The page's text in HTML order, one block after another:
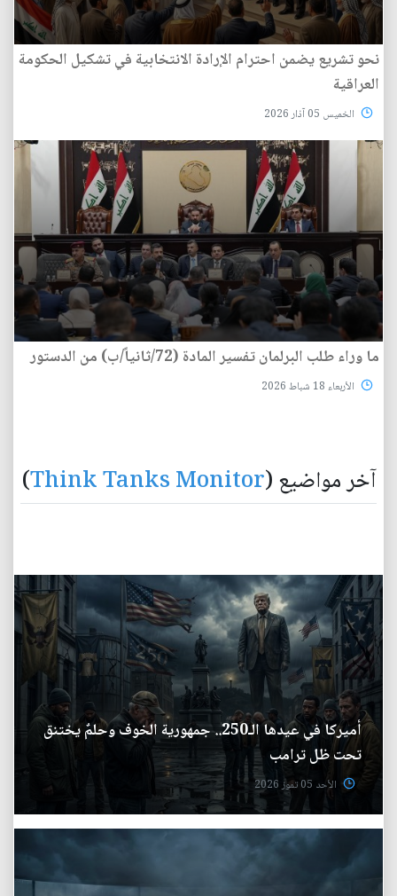
نحو تشريع يضمن احترام الإرادة الانتخابية في تشكيل الحكومة
العراقية
الخميس 05 آذار 2026
ما وراء طلب البرلمان تفسير المادة (72/ثانياً/ب) من الدستور
الأربعاء 18 شباط 2026
آخر مواضيع (Think Tanks Monitor
)
أميركا في عيدها الـ250.. جمهورية الخوف وحلمٌ يختنق
تحت ظل ترامب
الأحد 05 تموز 2026